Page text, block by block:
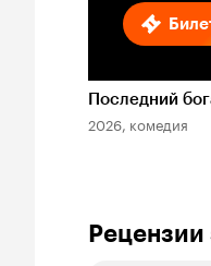
Последний
2026, комедия
Рецензии